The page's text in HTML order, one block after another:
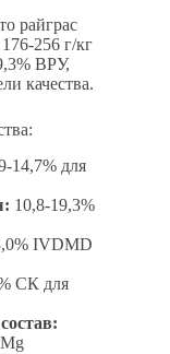
райграс
256 г/кг
ВРУ,
качества.
14,7% для
10,8-19,3%
IVDMD
СК для